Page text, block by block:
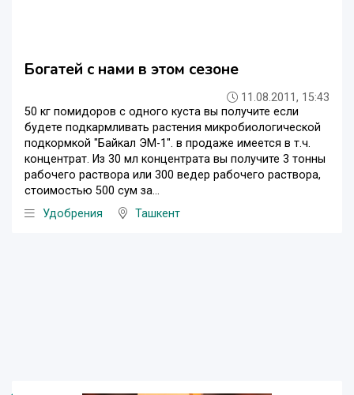
Богатей с нами в этом сезоне
11.08.2011, 15:43
50 кг помидоров с одного куста вы получите если
будете подкармливать растения микробиологической
подкормкой "Байкал ЭМ-1". в продаже имеется в т.ч.
концентрат. Из 30 мл концентрата вы получите 3 тонны
рабочего раствора или 300 ведер рабочего раствора,
стоимостью 500 сум за...
Удобрения
Ташкент